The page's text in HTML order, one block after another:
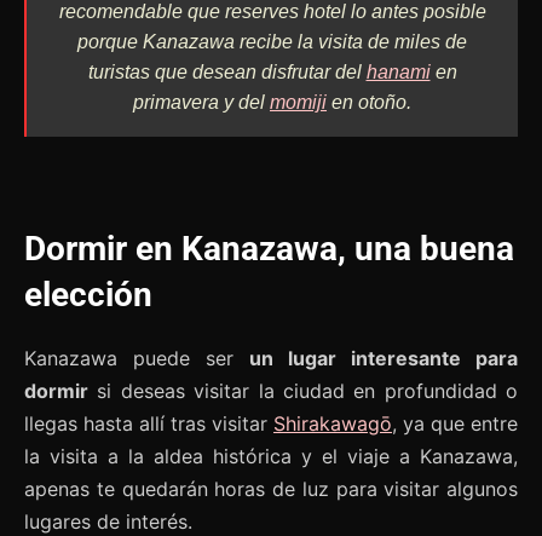
recomendable que reserves hotel lo antes posible
porque Kanazawa recibe la visita de miles de
turistas que desean disfrutar del hanamien
primavera y del momiji en otoño.
Dormir en Kanazawa, una buena
elección
Kanazawa puede ser un lugar interesante para
dormir si deseas visitar la ciudad en profundidad o
llegas hasta allí tras visitar Shirakawagō, ya que entre
la visita a la aldea histórica y el viaje a Kanazawa,
apenas te quedarán horas de luz para visitar algunos
lugares de interés.